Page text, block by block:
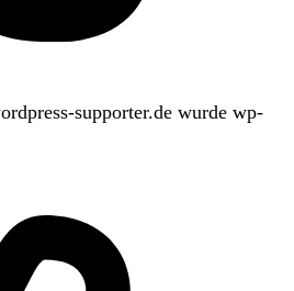
supporter.de wurde wp-